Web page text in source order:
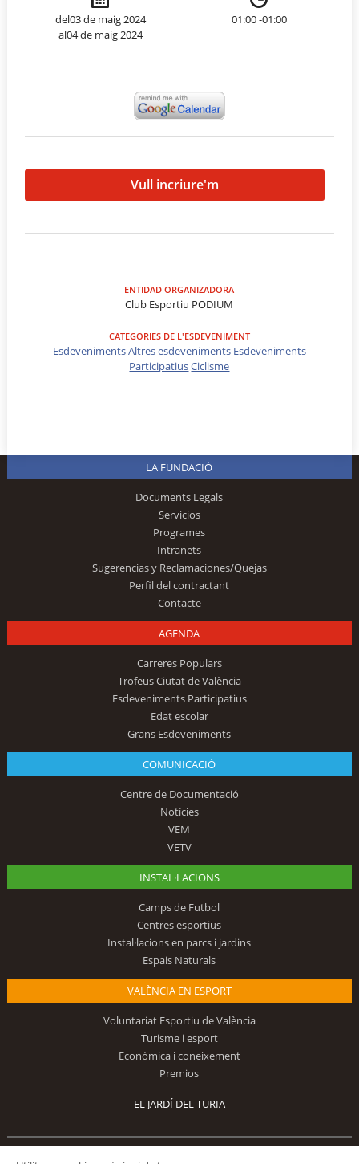
del03 de maig 2024
al04 de maig 2024
01:00 -01:00
Vull incriure'm
ENTIDAD ORGANIZADORA
Club Esportiu PODIUM
CATEGORIES DE L'ESDEVENIMENT
EsdevenimentsAltres esdeveniments Esdeveniments
ParticipatiusCiclisme
LA FUNDACIÓ
Documents Legals
Servicios
Programes
Intranets
Sugerencias y Reclamaciones/Quejas
Perfil del contractant
Contacte
AGENDA
Carreres Populars
Trofeus Ciutat de València
Esdeveniments Participatius
Edat escolar
Grans Esdeveniments
COMUNICACIÓ
Centre de Documentació
Notícies
VEM
VETV
INSTAL·LACIONS
Camps de Futbol
Centres esportius
Instal·lacions en parcs i jardins
Espais Naturals
VALÈNCIA EN ESPORT
Voluntariat Esportiu de València
Turisme i esport
Econòmica i coneixement
Premios
EL JARDÍ DEL TURIA